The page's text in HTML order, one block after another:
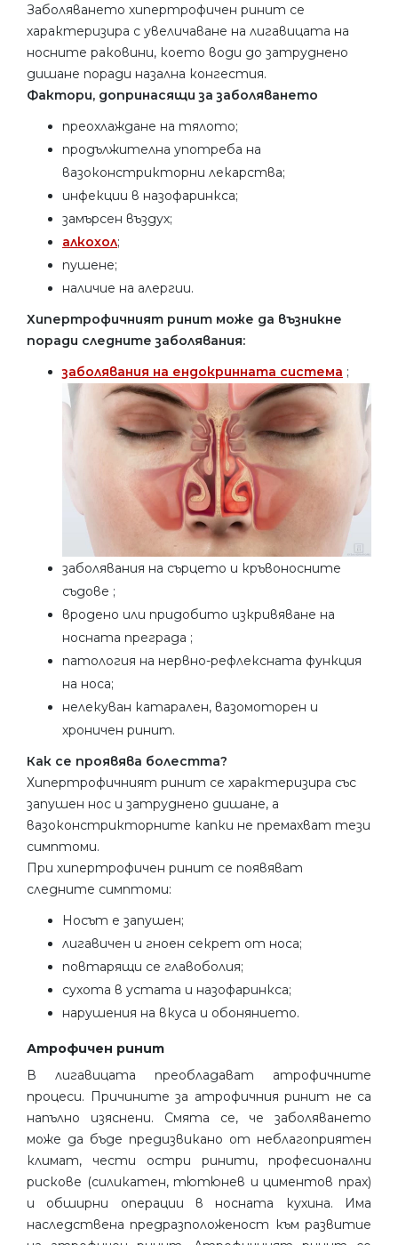
Заболяването хипертрофичен ринит се
характеризира с увеличаване на лигавицата на
носните раковини, което води до затруднено
дишане поради назална конгестия.
Фактори, допринасящи за заболяването
преохлаждане на тялото;
продължителна употреба на
вазоконстрикторни лекарства;
инфекции в назофаринкса;
замърсен въздух;
алкохол;
пушене;
наличие на алергии.
Хипертрофичният ринит може да възникне
поради следните заболявания:
заболявания на ендокринната система ;
заболявания на сърцето и кръвоносните
съдове ;
вродено или придобито изкривяване на
носната преграда ;
патология на нервно-рефлексната функция
на носа;
нелекуван катарален, вазомоторен и
хроничен ринит.
Как се проявява болестта?
Хипертрофичният ринит се характеризира със
запушен нос и затруднено дишане, а
вазоконстрикторните капки не премахват тези
симптоми.
При хипертрофичен ринит се появяват
следните симптоми:
Носът е запушен;
лигавичен и гноен секрет от носа;
повтарящи се главоболия;
сухота в устата и назофаринкса;
нарушения на вкуса и обонянието.
Атрофичен ринит
В лигавицата преобладават атрофичните
процеси. Причините за атрофичния ринит не са
напълно изяснени. Смята се, че заболяването
може да бъде предизвикано от неблагоприятен
климат, чести остри ринити, професионални
рискове (силикатен, тютюнев и циментов прах)
и обширни операции в носната кухина. Има
наследствена предразположеност към развитие